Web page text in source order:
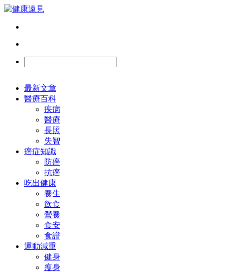
最新文章
醫療百科
疾病
醫療
長照
失智
癌症知識
防癌
抗癌
吃出健康
養生
飲食
營養
食安
食譜
運動減重
健身
瘦身